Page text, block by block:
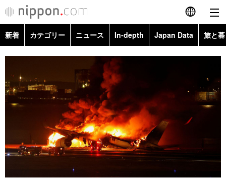
English
Español
カテゴリー
政治・外交
経済・ビジネス
トップ
In-depth
新着 カテゴリー ニュース In-depth Japan Data 旅と
政治・外交
経済・ビジネス
国際・海外
Topics
Images
People
お知らせ